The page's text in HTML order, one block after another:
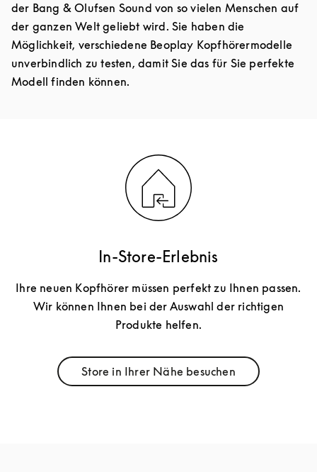
der Bang & Olufsen Sound von so vielen Menschen auf
der ganzen Welt geliebt wird. Sie haben die
Möglichkeit, verschiedene Beoplay Kopfhörermodelle
unverbindlich zu testen, damit Sie das für Sie perfekte
Modell finden können.
In-Store-Erlebnis
Ihre neuen Kopfhörer müssen perfekt zu Ihnen passen.
Wir können Ihnen bei der Auswahl der richtigen
Produkte helfen.
Store in Ihrer Nähe besuchen
Link Opens in New Tab